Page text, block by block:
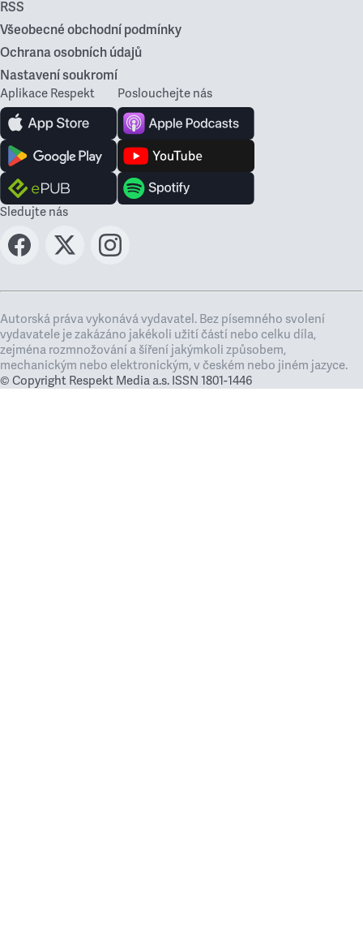
RSS
Všeobecné obchodní podmínky
Ochrana osobních údajů
Nastavení soukromí
Aplikace Respekt Poslouchejte nás
Sledujte nás
Autorská práva vykonává vydavatel. Bez písemného svolení
vydavatele je zakázáno jakékoli užití částí nebo celku díla,
zejména rozmnožování a šíření jakýmkoli způsobem,
mechanickým nebo elektronickým, v českém nebo jiném jazyce.
© Copyright Respekt Media a.s. ISSN 1801-1446